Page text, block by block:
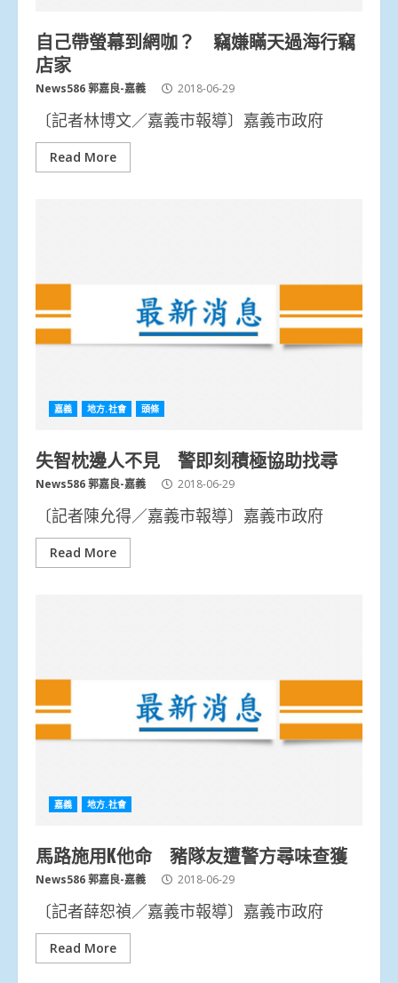
自己帶螢幕到網咖？ 竊嫌瞞天過海行竊
店家
News586 郭嘉良-嘉義 2018-06-29
〔記者林博文／嘉義市報導〕嘉義市政府
Read More
嘉義 地方.社會 頭條
失智枕邊人不見 警即刻積極協助找尋
News586 郭嘉良-嘉義 2018-06-29
〔記者陳允得／嘉義市報導〕嘉義市政府
Read More
嘉義 地方.社會
馬路施用K他命 豬隊友遭警方尋味查獲
News586 郭嘉良-嘉義 2018-06-29
〔記者薛恕禎／嘉義市報導〕嘉義市政府
Read More